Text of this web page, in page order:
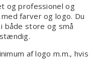
og professionel og
farver og logo. Du
både store og små
af logo m.m., hvis